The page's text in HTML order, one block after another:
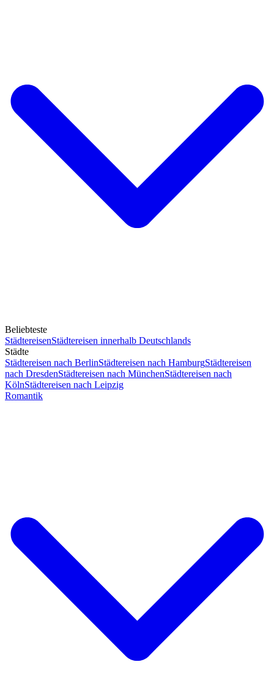
Beliebteste
StädtereisenStädtereisen innerhalb Deutschlands
Städte
Städtereisen nach BerlinStädtereisen nach HamburgStädtereisen
nach DresdenStädtereisen nach MünchenStädtereisen nach
KölnStädtereisen nach Leipzig
Romantik